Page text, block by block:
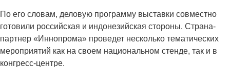
По его словам, деловую программу выставки совместно
готовили российская и индонезийская стороны. Страна-
партнер «Иннопрома» проведет несколько тематических
мероприятий как на своем национальном стенде, так и в
конгресс-центре.